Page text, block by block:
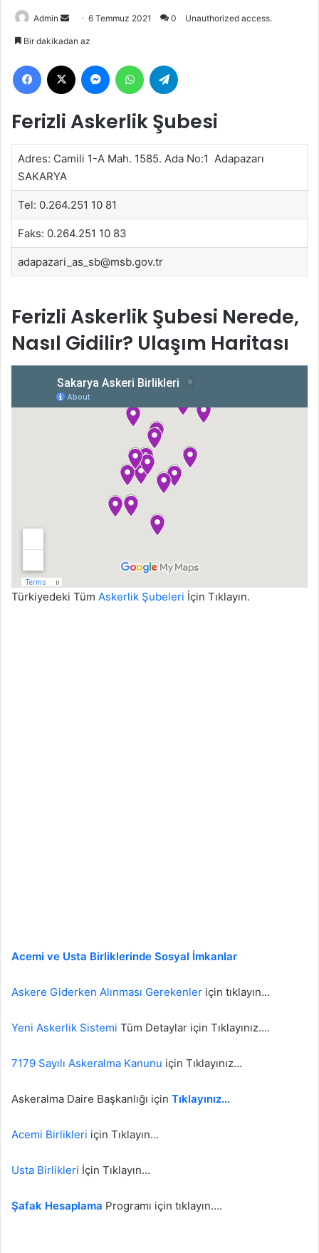
Admin
Bir
göndermek
6 Temmuz 2021 0 Unauthorized access.
Bir dakikadan az
Facebook MessengerWhatsApp
Ferizli Askerlik Şubesi
Adres: Camili 1-A Mah. 1585. Ada No:1 Adapazarı
SAKARYA
Tel: 0.264.251 10 81
Faks: 0.264.251 10 83
adapazari_as_sb@msb.gov.tr
Ferizli Askerlik Şubesi Nerede,
Nasıl Gidilir? Ulaşım Haritası
Türkiyedeki Tüm Askerlik Şubeleri İçin Tıklayın.
Acemi ve Usta Birliklerinde Sosyal İmkanlar
Askere Giderken Alınması Gerekenler için tıklayın…
Yeni Askerlik Sistemi Tüm Detaylar için Tıklayınız….
7179 Sayılı Askeralma Kanunu için Tıklayınız…
Askeralma Daire Başkanlığı için Tıklayınız…
Acemi Birlikleri için Tıklayın…
Usta Birlikleri İçin Tıklayın…
Şafak Hesaplama Programı için tıklayın….